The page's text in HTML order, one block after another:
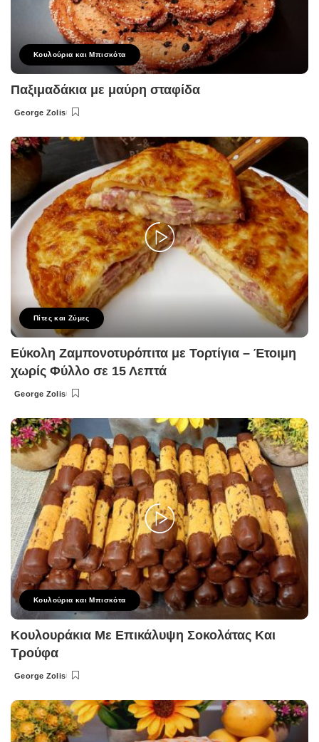
Κουλούρια και Μπισκότα
Παξιμαδάκια με μαύρη σταφίδα
Posted
George Zolis
Πίτες και Ζύμες
Εύκολη Ζαμπονοτυρόπιτα με Τορτίγια – Έτοιμη
χωρίς Φύλλο σε 15 Λεπτά
Posted
George Zolis
Κουλούρια και Μπισκότα
Κουλουράκια Με Επικάλυψη Σοκολάτας Και
Τρούφα
Posted
George Zolis